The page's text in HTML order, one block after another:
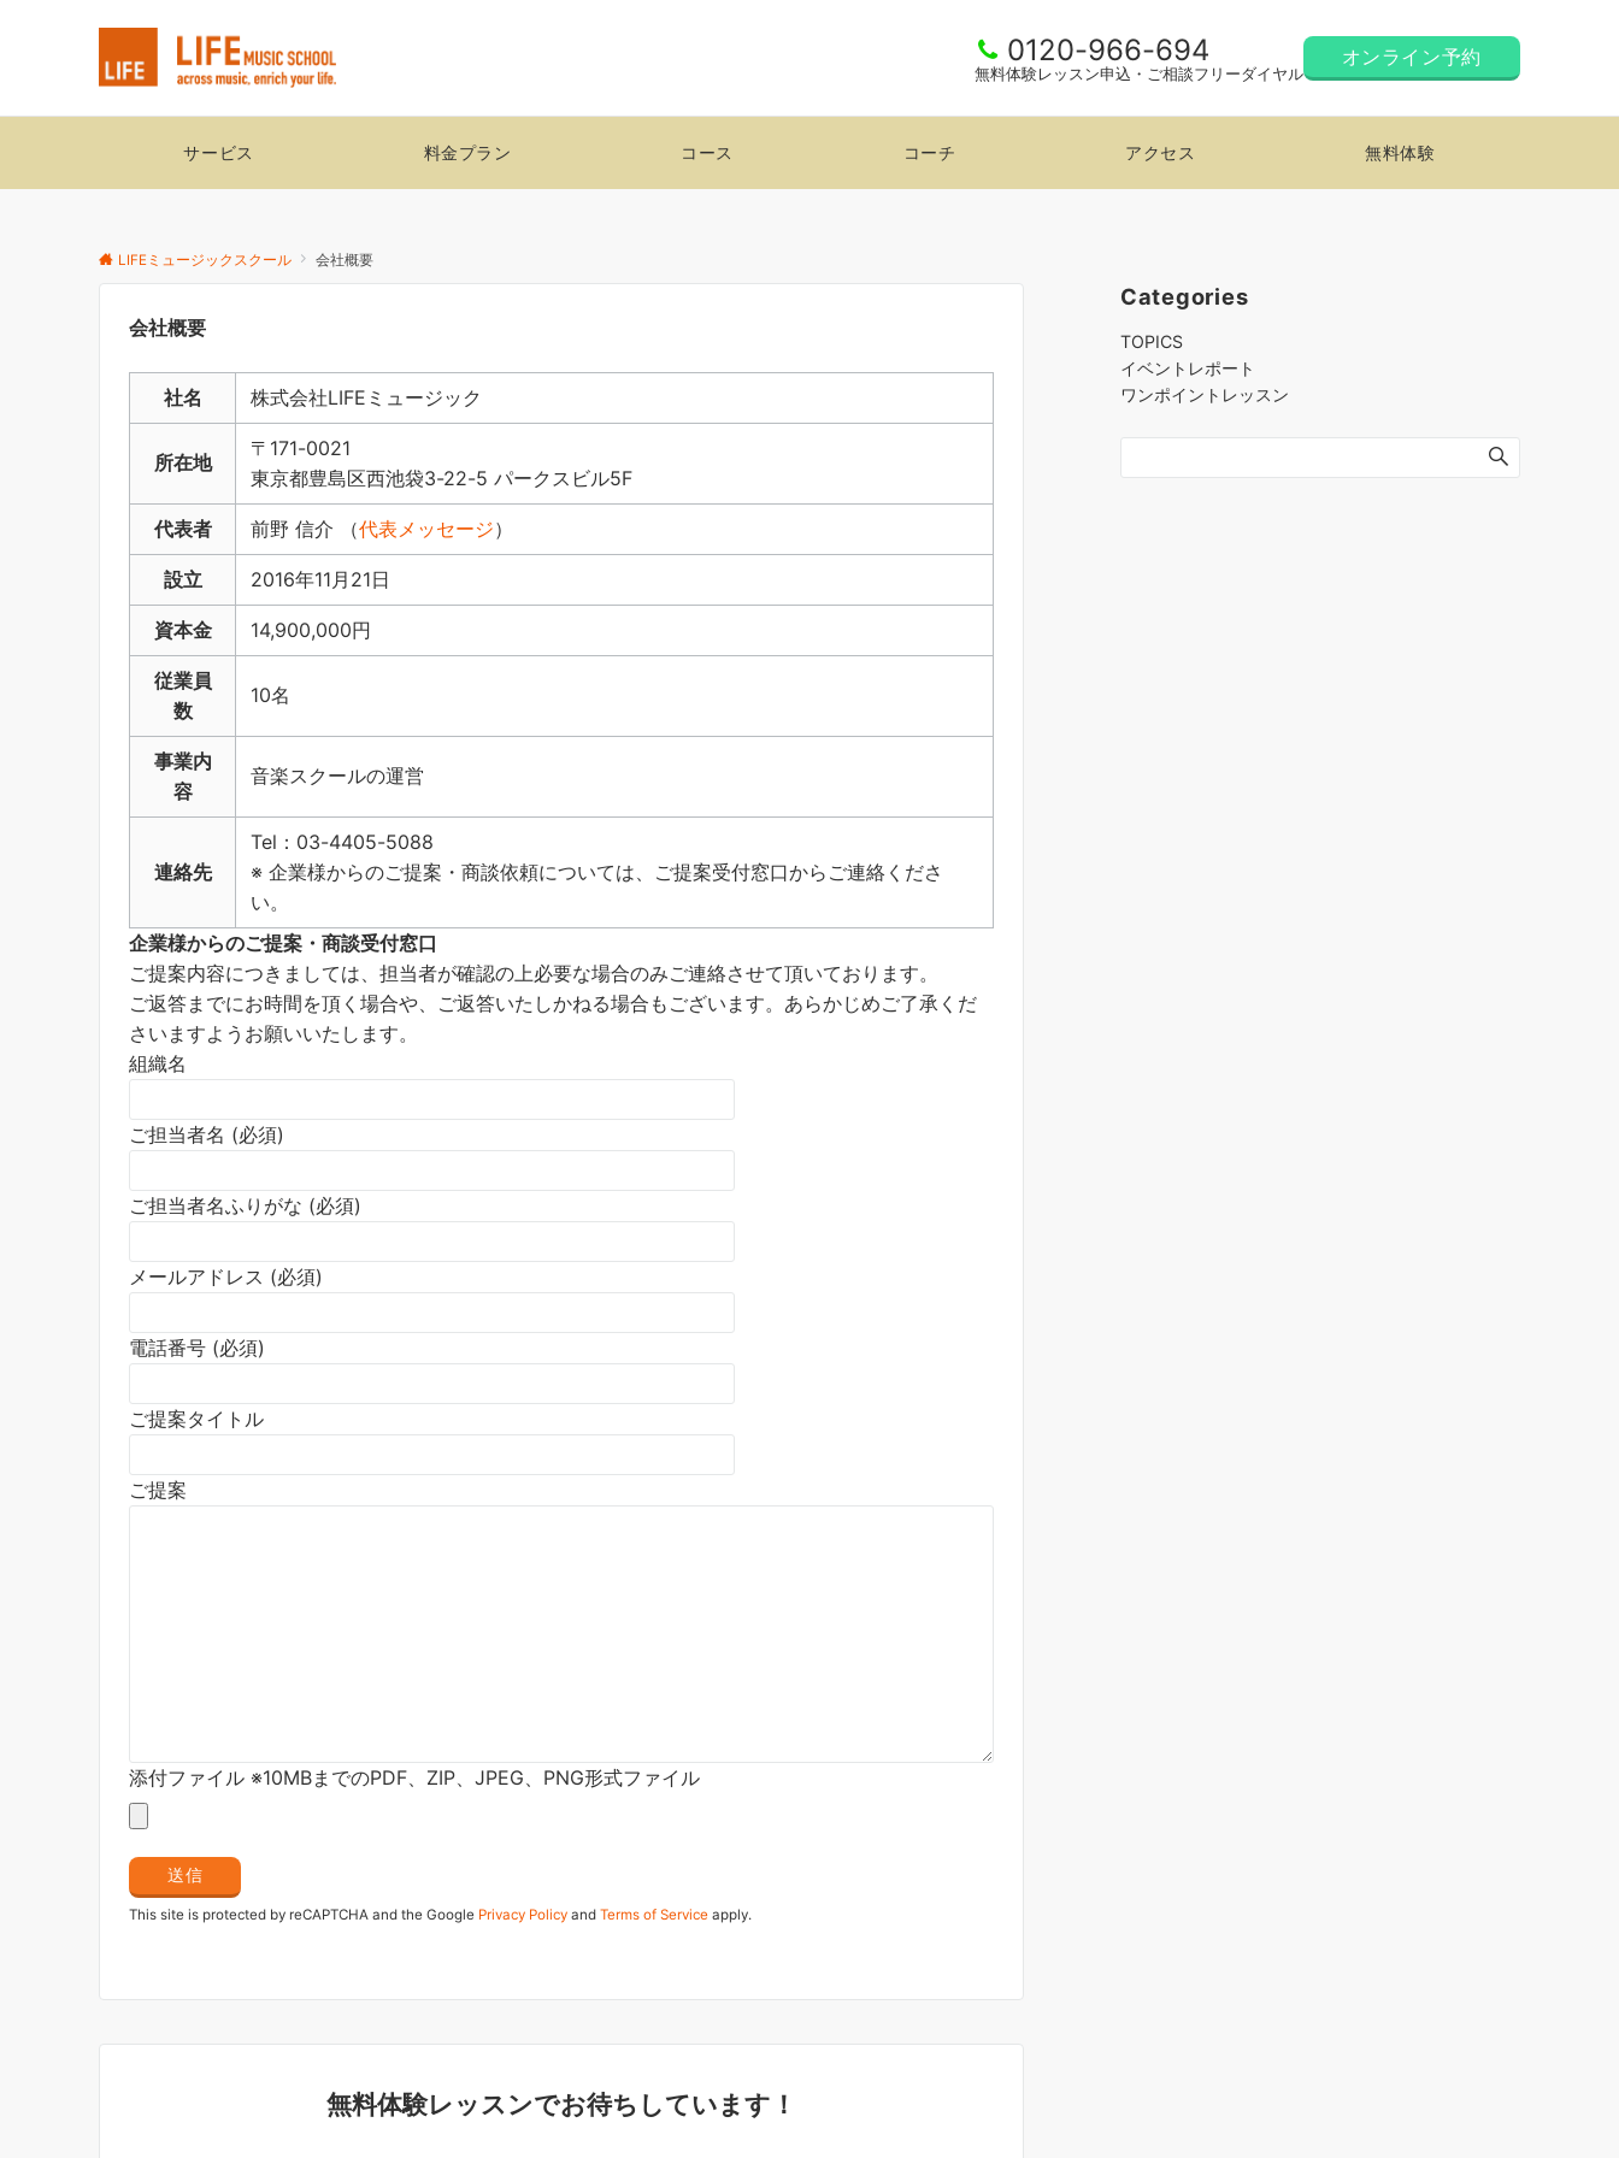
0120-966-694
無料体験レッスン申込・ご相談フリーダイヤル
オンライン予約
サービス 料金プラン コース コーチ アクセス 無料体験
LIFEミュージックスクール 会社概要
会社概要
社名 株式会社LIFEミュージック
所在地
〒171-0021
東京都豊島区西池袋3-22-5 パークスビル5F
代表者 前野 信介 （代表メッセージ）
設立 2016年11月21日
資本金 14,900,000円
従業員
数
10名
事業内
容
音楽スクールの運営
連絡先
Tel：03-4405-5088
※ 企業様からのご提案・商談依頼については、ご提案受付窓口からご連絡くださ
い。
企業様からのご提案・商談受付窓口
ご提案内容につきましては、担当者が確認の上必要な場合のみご連絡させて頂いております。
ご返答までにお時間を頂く場合や、ご返答いたしかねる場合もございます。あらかじめご了承くだ
さいますようお願いいたします。
組織名
ご担当者名 (必須)
ご担当者名ふりがな (必須)
メールアドレス (必須)
電話番号 (必須)
ご提案タイトル
ご提案
添付ファイル ※10MBまでのPDF、ZIP、JPEG、PNG形式ファイル
This site is protected by reCAPTCHA and the Google Privacy Policy and Terms of Service apply.
無料体験レッスンでお待ちしています！
Categories
TOPICS
イベントレポート
ワンポイントレッスン